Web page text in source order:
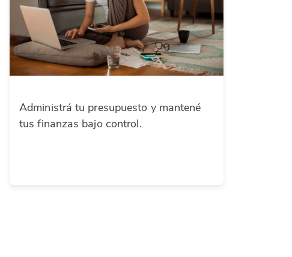
Administrá tu presupuesto y mantené
tus finanzas bajo control.